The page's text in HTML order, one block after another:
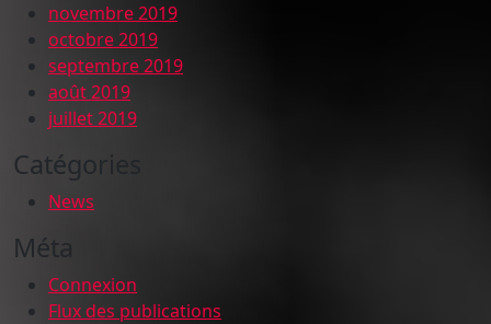
novembre 2019
octobre 2019
septembre 2019
août 2019
juillet 2019
Catégories
News
Méta
Connexion
Flux des publications